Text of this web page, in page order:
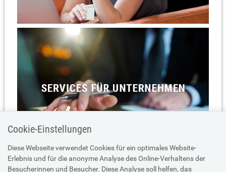
Cookie-Einstellungen
Diese Webseite verwendet Cookies für ein optimales Website-
Erlebnis und für die anonyme Analyse des Online-Verhaltens der
Besucherinnen und Besucher. Diese Analyse soll helfen, das